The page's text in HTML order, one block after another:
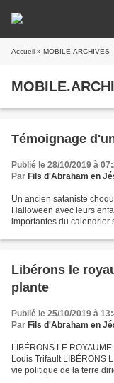
Accueil » MOBILE.ARCHIVES
Témoignage
Publié le 28/10/2019 à
Par Fils d'Abraham en
Un ancien sataniste
Halloween avec leurs
importantes du calendrier
Libérons le
plante
Publié le 25/10/2019 à
Par Fils d'Abraham en
LIBÉRONS LE
Louis Trifault LIBÉRONS
vie politique de la terre